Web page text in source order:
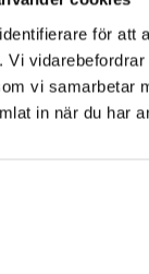
för att
vi samarbetar
in när du har